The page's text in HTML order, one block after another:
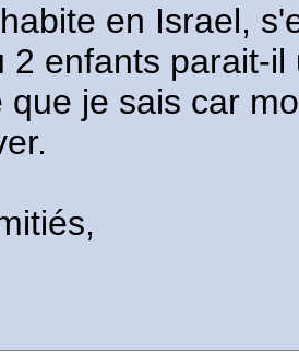
en Israel,
2 enfants parait-
que je sais car